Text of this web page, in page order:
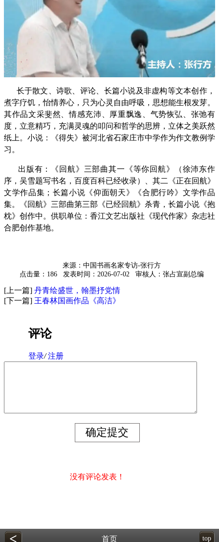
长于散文、诗歌、评论、长篇小说及非虚构等文本创作，
煮字疗饥，怡情养心，只为心灵自由呼吸，思想能生根发芽。
其作品文采斐然、情感充沛、厚重飘逸、气势恢弘、张弛有
度，立意精巧，充满灵魂的叩问和哲学的思辨，立体之美跃然
纸上。 小说：《得失》被河北省石家庄市中学作为作文教例学
习。
出版有：《回航》三部曲其一《等你回航》（徐沛东作
序，吴雪题写书名，百度百科已经收录）、其二《正在回航》
文学作品集；长篇小说《仰面朝天》《合肥行吟》文学作品
集。
《回航》三部曲第三部《已经回航》杀青，长篇小说《抱
枕》创作中。 供职单位：香江文艺出版社《现代作家》杂志社
合肥创作基地。
来源：中国书画名家专访-张行方
点击量：186
发表时间：2026-07-02 审核人：张占宣副总编
[上一篇] 丹青绘盛世，翰墨抒党情
[下一篇] 王春林国画作品《高洁》
评论
登录/ 注册
没有评论发表！
首页
< top